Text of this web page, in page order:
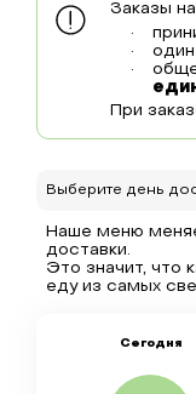
Заказы
При
Выберите день
Наше меню
доставки.
Это значит, что
еду из самых
Сегодня